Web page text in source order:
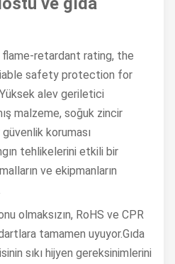
flame-retardant rating, the
safety protection for
alev geriletici
malzeme, soğuk zincir
koruması
tehlikelerini etkili bir
ve ekipmanların
olmaksızın, RoHS ve CPR
tamamen uyuyor.Gıda
sıkı hijyen gereksinimlerini